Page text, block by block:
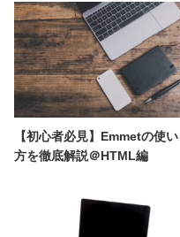
【初心者必見】Emmetの使い
方を徹底解説＠HTML編